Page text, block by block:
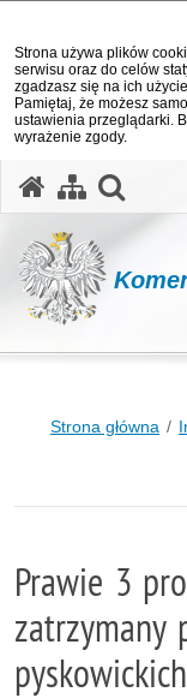
Strona używa plików
serwisu oraz do celów
zgadzasz się na ich
Pamiętaj, że możesz
ustawienia przeglądarki.
wyrażenie zgody.
Strona główna
Prawie 3
zatrzymany